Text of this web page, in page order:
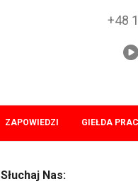
+48
ZAPOWIEDZI GIEŁDA
Słuchaj Nas: